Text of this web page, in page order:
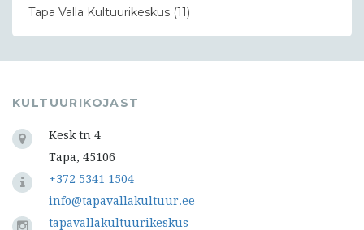
Tapa Valla Kultuurikeskus (11)
KULTUURIKOJAST
Kesk tn 4
Tapa, 45106
+372 5341 1504
info@tapavallakultuur.ee
tapavallakultuurikeskus